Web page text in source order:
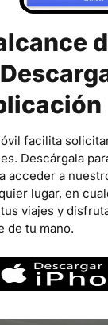
facilita
Descárgala
acceder a
lugar, en
viajes y
de tu mano.